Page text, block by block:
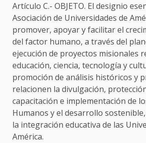
Artículo C.- OBJETO. El designio
Asociación de Universidades de
promover, apoyar y facilitar el
del factor humano, a través del
ejecución de proyectos misionales
educación, ciencia, tecnología y
promoción de análisis históricos y
relacionen la divulgación,
capacitación e implementación de
Humanos y el desarrollo
la integración educativa de las
América.